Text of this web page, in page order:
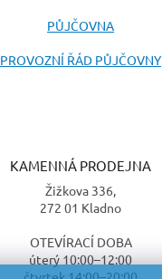
PŮJČOVNA
PROVOZNÍ ŘÁD PŮJČOVNY
KAMENNÁ PRODEJNA
Žižkova 336,
272 01 Kladno
OTEVÍRACÍ DOBA
úterý 10:00–12:00